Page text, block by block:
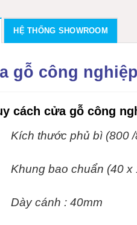
HỆ THỐNG SHOWROOM
gỗ công
cách cửa gỗ công
Kích thước phủ bì (800
Khung bao chuẩn (40 x
Dày cánh : 40mm